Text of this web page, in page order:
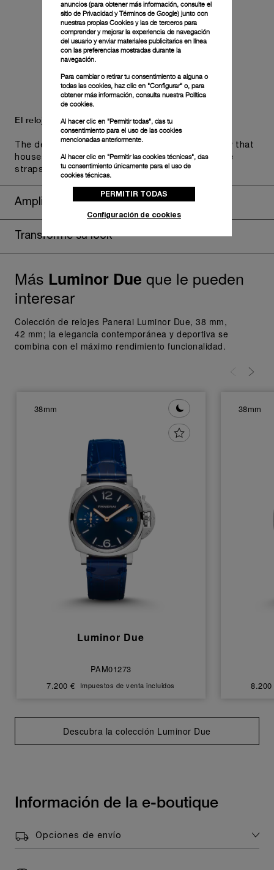
El reloj se presenta en un estuche Panerai.
The design includes a convenient drawer or a tray that
houses the second strap and tools to change the
straps, if applicable to the specific watch model.
Ampliación de la garantía
Transforme su look
Más Luminor Due que le pueden
interesar
Colección de relojes Panerai Luminor Due, 38 mm,
42 mm; la elegancia contemporánea y deportiva se
combina con el máximo rendimiento funcionalidad.
38mm
Luminor Due
PAM01273
7.200 €
Impuestos de venta incluidos
38mm
Descubra la colección Luminor Due
Información de la e-boutique
Opciones de envío
anuncios (para obtener más información, consulte el
sitio de Privacidad y Términos de Google) junto con
nuestras propias Cookies y las de terceros para
comprender y mejorar la experiencia de navegación
del usuario y enviar materiales publicitarios en línea
con las preferencias mostradas durante la
navegación.
Para cambiar o retirar tu consentimiento a alguna o
todas las cookies, haz clic en "Configurar" o, para
obtener más información, consulta nuestra Política
de cookies.
Al hacer clic en "Permitir todas", das tu
consentimiento para el uso de las cookies
mencionadas anteriormente.
Al hacer clic en "Permitir las cookies técnicas", das
tu consentimiento únicamente para el uso de
cookies técnicas.
PERMITIR TODAS
Configuración de cookies